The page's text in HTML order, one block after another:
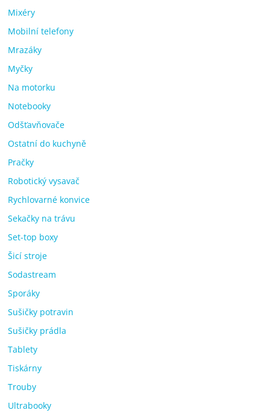
Mixéry
Mobilní telefony
Mrazáky
Myčky
Na motorku
Notebooky
Odšťavňovače
Ostatní do kuchyně
Pračky
Robotický vysavač
Rychlovarné konvice
Sekačky na trávu
Set-top boxy
Šicí stroje
Sodastream
Sporáky
Sušičky potravin
Sušičky prádla
Tablety
Tiskárny
Trouby
Ultrabooky